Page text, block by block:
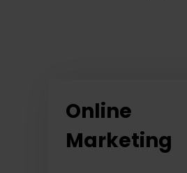
Online
Marketing